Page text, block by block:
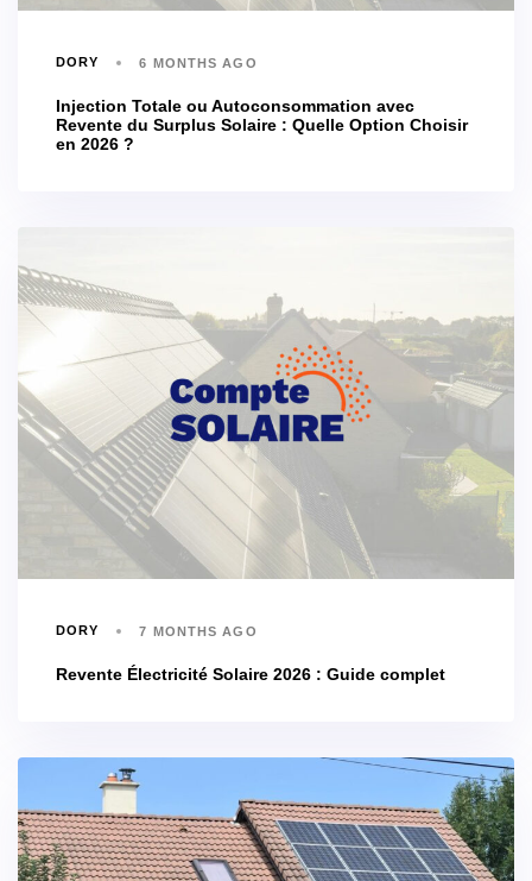
DORY 6 MONTHS AGO
Injection Totale ou Autoconsommation avec
Revente du Surplus Solaire : Quelle Option Choisir
en 2026 ?
DORY 7 MONTHS AGO
Revente Électricité Solaire 2026 : Guide complet